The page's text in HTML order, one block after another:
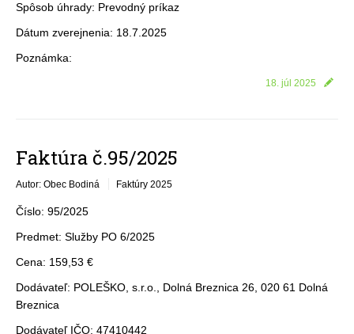
Spôsob úhrady: Prevodný príkaz
Dátum zverejnenia: 18.7.2025
Poznámka:
18. júl 2025
Faktúra č.95/2025
Autor: Obec Bodiná Faktúry 2025
Číslo: 95/2025
Predmet: Služby PO 6/2025
Cena: 159,53 €
Dodávateľ: POLEŠKO, s.r.o., Dolná Breznica 26, 020 61 Dolná
Breznica
Dodávateľ IČO: 47410442